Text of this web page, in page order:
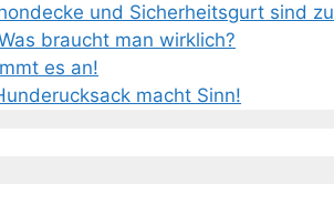
und Sicherheitsgurt sind
braucht man wirklich?
es an!
macht Sinn!